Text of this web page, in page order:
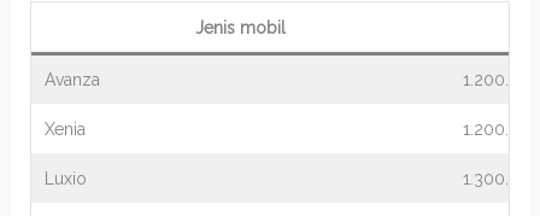
Jenis mobil
Avanza 1.200.000
Xenia 1.200.000
Luxio 1.300.000